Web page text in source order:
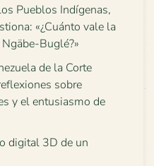
Pueblos Indígenas,
«¿Cuánto vale la
Buglé?»
de la Corte
sobre
y el entusiasmo de
digital 3D de un